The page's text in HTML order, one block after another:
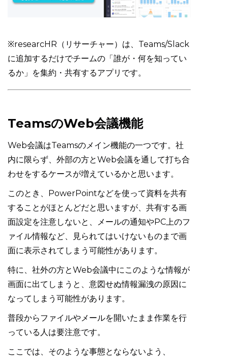
※researcHR（リサーチャー）は、Teams/Slack
に追加するだけでチームの「誰が・何を知ってい
るか」を集約・共有するアプリです。
TeamsのWeb会議機能
Web会議はTeamsのメイン機能の一つです。社
内に限らず、外部の方とWeb会議を通して打ち合
わせをするケースが増えているかと思います。
このとき、PowerPointなどを使って資料を共有
することがほとんどだと思いますが、共有する画
面設定を注意しないと、メールの通知やPC上のフ
ァイル情報など、見られてはいけないものまで画
面に表示されてしまう可能性があります。
特に、社外の方とWeb会議中にこのような情報が
画面に出てしまうと、意図せぬ情報漏洩の原因に
なってしまう可能性があります。
普段からファイルやメールを開いたまま作業を行
っている人は要注意です。
ここでは、そのような事態とならないよう、